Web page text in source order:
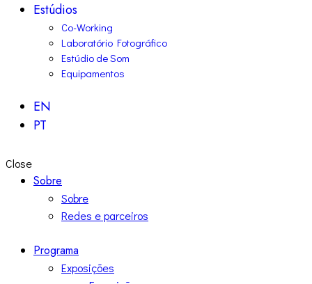
Estúdios
Co-Working
Laboratório Fotográfico
Estúdio de Som
Equipamentos
EN
PT
Close
Sobre
Sobre
Redes e parceiros
Programa
Exposições